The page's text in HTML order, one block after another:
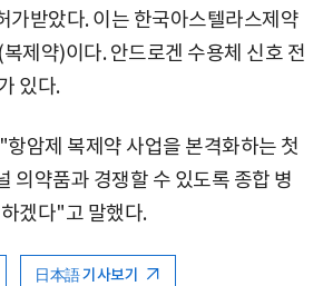
가받았다. 이는 한국아스텔라스제약
제약)이다. 안드로겐 수용체 신호 전
있다.
암제 복제약 사업을 본격화하는 첫
의약품과 경쟁할 수 있도록 종합 병
겠다"고 말했다.
日本語 기사보기